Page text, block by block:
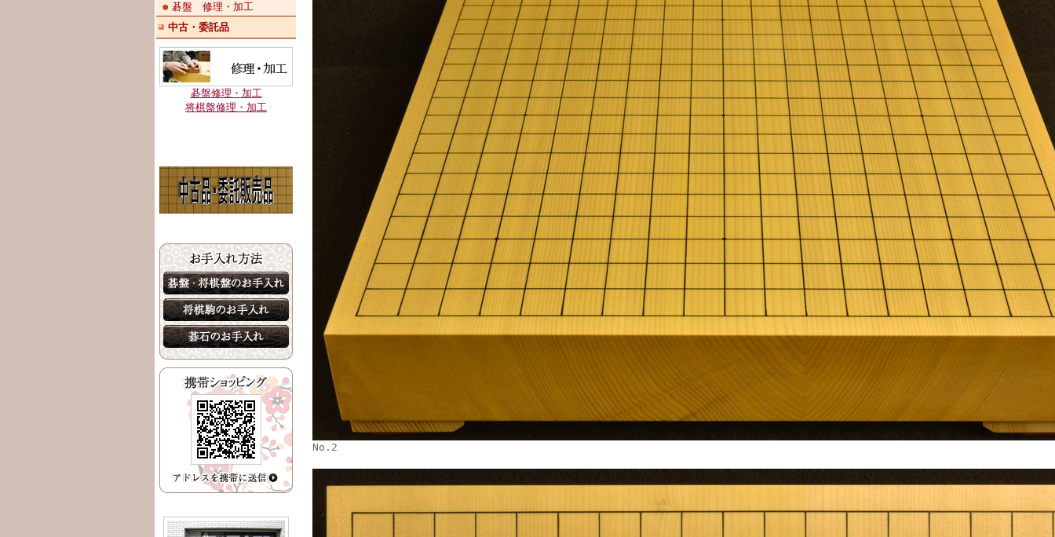
碁盤 修理・加工
中古・委託品
碁盤修理・加工
将棋盤修理・加工
No.2